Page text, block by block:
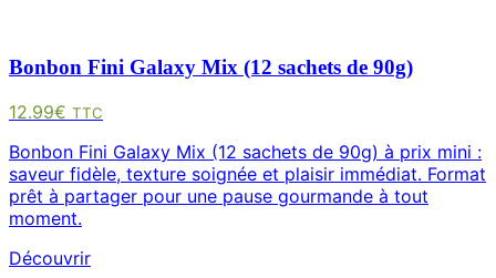
Bonbon Fini Galaxy Mix (12 sachets de 90g)
12.99€ TTC
Bonbon Fini Galaxy Mix (12 sachets de 90g) à prix mini :
saveur fidèle, texture soignée et plaisir immédiat. Format
prêt à partager pour une pause gourmande à tout
moment.
Découvrir